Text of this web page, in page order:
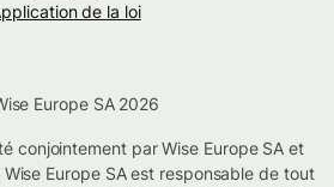
de la loi
Europe SA 2026
conjointement par Wise Europe SA et
Wise Europe SA est responsable de tout